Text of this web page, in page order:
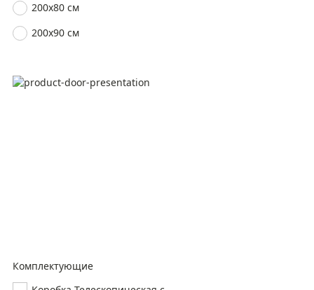
200х80 см
200х90 см
Комплектующие